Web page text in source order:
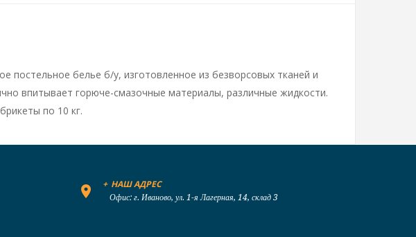
постельное белье б/у, изготовленное из безворсовых тканей и
впитывает горюче-смазочные материалы, различные жидкости.
по 10 кг.
+ НАШ АДРЕС
Офис: г. Иваново, ул. 1-я Лагерная, 14, склад 3